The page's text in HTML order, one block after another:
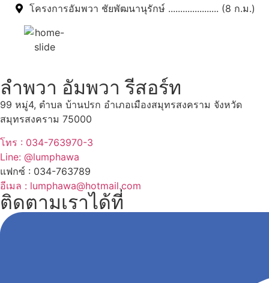
โครงการอัมพวา ชัยพัฒนานุรักษ์ ..................... (8 ก.ม.)
ลำพวา อัมพวา รีสอร์ท
99 หมู่4, ตำบล บ้านปรก อำเภอเมืองสมุทรสงคราม จังหวัด
สมุทรสงคราม 75000
โทร : 034-763970-3
Line: @lumphawa
แฟกซ์ : 034-763789
อีเมล : lumphawa@hotmail.com
ติดตามเราได้ที่